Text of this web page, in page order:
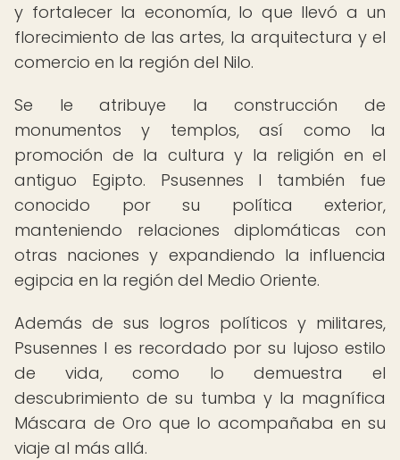
y fortalecer la economía, lo que llevó a un
florecimiento de las artes, la arquitectura y el
comercio en la región del Nilo.
Se le atribuye la construcción de
monumentos y templos, así como la
promoción de la cultura y la religión en el
antiguo Egipto. Psusennes I también fue
conocido por su política exterior,
manteniendo relaciones diplomáticas con
otras naciones y expandiendo la influencia
egipcia en la región del Medio Oriente.
Además de sus logros políticos y militares,
Psusennes I es recordado por su lujoso estilo
de vida, como lo demuestra el
descubrimiento de su tumba y la magnífica
Máscara de Oro que lo acompañaba en su
viaje al más allá.